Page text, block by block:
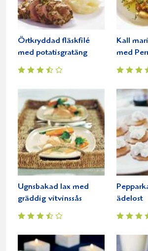
Örtkryddad fläskfilé
med potatisgratäng
Kall
med
Ugnsbakad lax med
gräddig vitvinssås
ädelost